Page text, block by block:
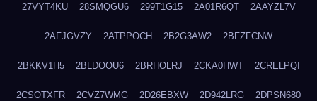
27VYT4KU 28SMQGU6 299T1G15 2A01R6QT 2AAYZL7V
2AFJGVZY 2ATPPOCH 2B2G3AW2 2BFZFCNW
2BKKV1H5 2BLDOOU6 2BRHOLRJ 2CKA0HWT 2CRELPQI
2CSOTXFR 2CVZ7WMG 2D26EBXW 2D942LRG 2DPSN680